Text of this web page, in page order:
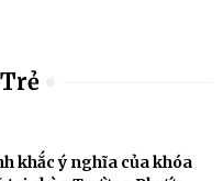
khắc ý nghĩa của khóa